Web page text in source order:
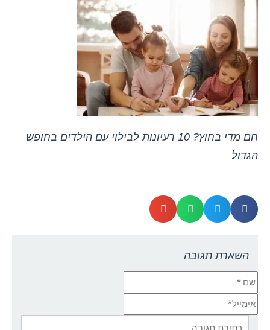
חם מדי בחוץ? 10 רעיונות לבילוי עם הילדים בחופש
הגדול
השארת תגובה
שם:*
אימייל*
אתר:תגובה